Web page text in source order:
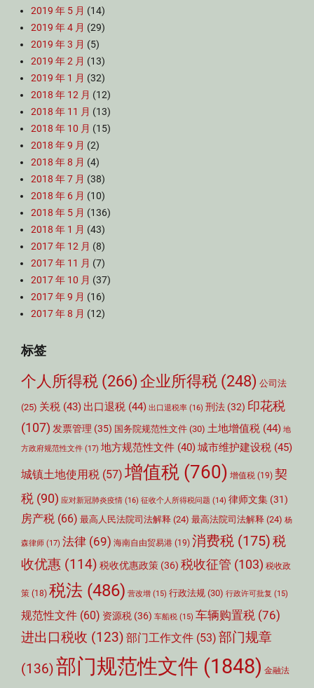
2019 年 5 月 (14)
2019 年 4 月 (29)
2019 年 3 月 (5)
2019 年 2 月 (13)
2019 年 1 月 (32)
2018 年 12 月 (12)
2018 年 11 月 (13)
2018 年 10 月 (15)
2018 年 9 月 (2)
2018 年 8 月 (4)
2018 年 7 月 (38)
2018 年 6 月 (10)
2018 年 5 月 (136)
2018 年 1 月 (43)
2017 年 12 月 (8)
2017 年 11 月 (7)
2017 年 10 月 (37)
2017 年 9 月 (16)
2017 年 8 月 (12)
标签
个人所得税 (266) 企业所得税 (248) 公司法
(25) 关税 (43) 出口退税 (44) 出口退税率 (16) 刑法 (32) 印花税
(107) 发票管理 (35) 国务院规范性文件 (30) 土地增值税 (44) 地
方政府规范性文件 (17) 地方规范性文件 (40)城市维护建设税 (45)
城镇土地使用税 (57) 增值税 (760) 增值税 (19) 契
税 (90) 应对新冠肺炎疫情 (16) 征收个人所得税问题 (14) 律师文集 (31)
房产税 (66) 最高人民法院司法解释 (24) 最高法院司法解释 (24) 杨
森律师 (17) 法律 (69) 海南自由贸易港 (19) 消费税 (175)税
收优惠 (114) 税收优惠政策 (36) 税收征管 (103) 税收政
策 (18) 税法 (486) 营改增 (15) 行政法规 (30) 行政许可批复 (15)
规范性文件 (60) 资源税 (36) 车船税 (15) 车辆购置税 (76)
进出口税收 (123) 部门工作文件 (53) 部门规章
(136)部门规范性文件 (1848) 金融法